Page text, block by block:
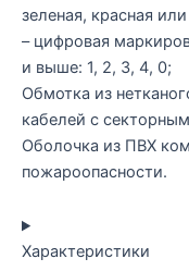
зеленая, красная
– цифровая
и выше: 1, 2, 3, 4, 0;
Обмотка из
кабелей с
Оболочка из ПВХ
пожароопасности.
Характеристики